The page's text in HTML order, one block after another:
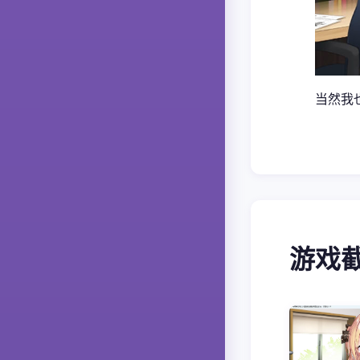
当然我
游戏